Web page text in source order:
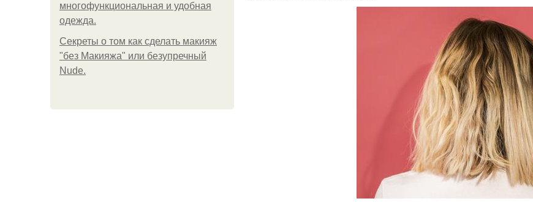
многофункциональная и удобная
одежда.
Секреты о том как сделать макияж
"без Макияжа" или безупречный
Nude.